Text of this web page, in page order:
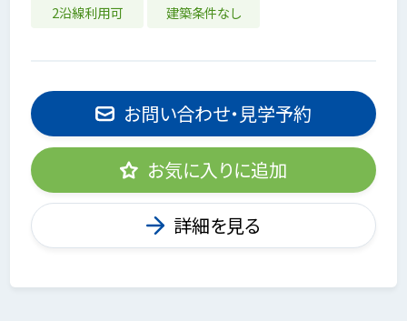
2沿線利用可 建築条件なし
お問い合わせ・見学予約
お気に入りに追加
詳細を見る